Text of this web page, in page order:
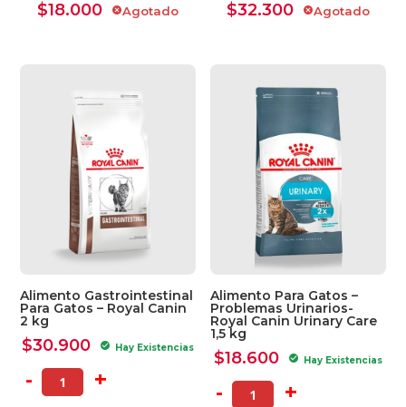
Seguir Comprando
$18.000 cancelAgotado $32.300 cancelAgotado
Alimento Gastrointestinal
Para Gatos – Royal Canin
2 kg
$30.900 check_circle Hay Existencias
- +
Alimento Para Gatos –
Problemas Urinarios-
Royal Canin Urinary Care
1,5 kg
$18.600 check_circle Hay Existencias
- +